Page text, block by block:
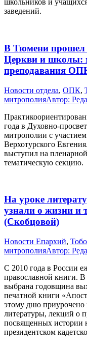
школьников и
заведений.
В Тюмени прошел
Церкви и школы:
преподавания
Новости отдела, ОПК,
митрополияАвтор:
года в Духовно-
митрополии с
Верхотурского
выступил на
тематическую секцию.
На уроке
узнали о жизни и
(Скобцовой)
Новости Епархий,
митрополияАвтор:
С 2010 года в России
православной книги. В
выбрана годовщина
печатной книги
этому дню приурочено
литературы, лекций о
посвященных истории
президентском